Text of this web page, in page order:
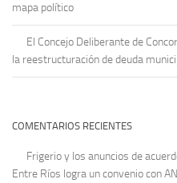
mapa político
El Concejo Deliberante de
la reestructuración de deuda
COMENTARIOS RECIENTES
Frigerio y los anuncios de
Entre Ríos logra un convenio con